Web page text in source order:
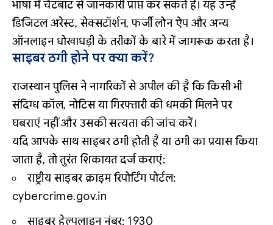
भाषा में चैटबॉट से जानकारी प्राप्त कर सकते हैं। यह उन्हें
डिजिटल अरेस्ट, सेक्सटॉर्शन, फर्जी लोन ऐप और अन्य
ऑनलाइन धोखाधड़ी के तरीकों के बारे में जागरूक करता है।
साइबर ठगी होने पर क्या करें?
राजस्थान पुलिस ने नागरिकों से अपील की है कि किसी भी
संदिग्ध कॉल, नोटिस या गिरफ्तारी की धमकी मिलने पर
घबराएं नहीं और उसकी सत्यता की जांच करें।
यदि आपके साथ साइबर ठगी होती है या ठगी का प्रयास किया
जाता है, तो तुरंत शिकायत दर्ज कराएं:
राष्ट्रीय साइबर क्राइम रिपोर्टिंग पोर्टल:
cybercrime.gov.in
साइबर हेल्पलाइन नंबर: 1930